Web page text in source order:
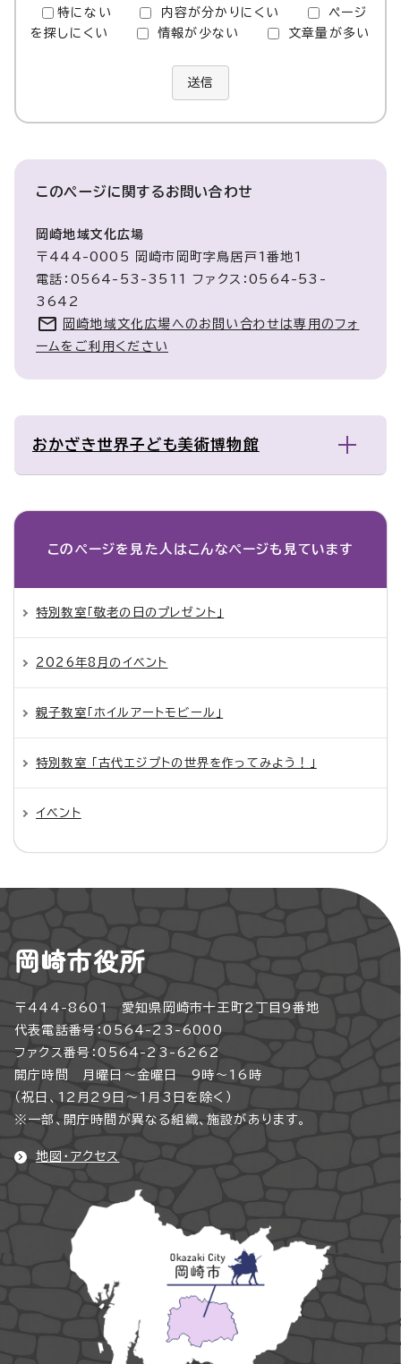
特にない 内容が分かりにくい
ページ
を探しにくい
情報が少ない 文章量が多い
送信
このページに関するお問い合わせ
岡崎地域文化広場
〒444-0005 岡崎市岡町字鳥居戸1番地1
電話：0564-53-3511 ファクス：0564-53-
3642
岡崎地域文化広場へのお問い合わせは専用のフォ
ームをご利用ください
おかざき世界子ども美術博物館
このページを見た人は こんなページも見ています
特別教室「敬老の日のプレゼント」
2026年8月のイベント
親子教室「ホイルアートモビール」
特別教室 「古代エジプトの世界を作ってみよう！」
イベント
岡崎市役所
〒444-8601 愛知県岡崎市十王町2丁目9番地
代表電話番号：0564-23-6000
ファクス番号：0564-23-6262
開庁時間 月曜日～金曜日 9時～16時
（祝日、12月29日～1月3日を除く）
※一部、開庁時間が異なる組織、施設があります。
地図・アクセス